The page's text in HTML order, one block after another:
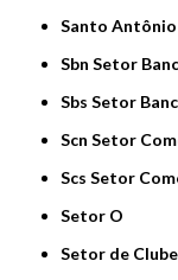
Santo
Sbn Setor
Sbs Setor
Scn Setor
Scs Setor
Setor O
Setor de